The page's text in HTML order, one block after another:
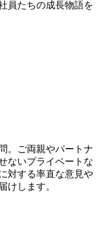
員たちの成長物語を
。ご両親やパートナ
ないプライベートな
対する率直な意見や
けします。